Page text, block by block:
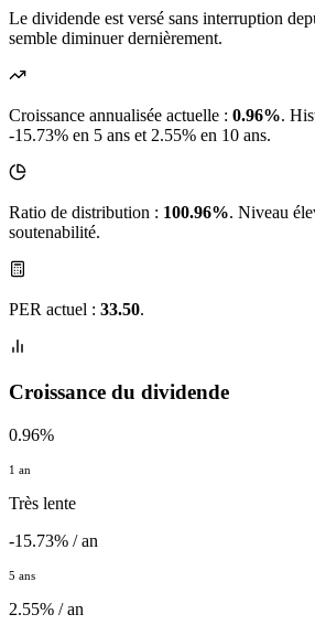
Le dividende est versé sans interruption
semble diminuer dernièrement.
Croissance annualisée actuelle : 0.96%.
-15.73% en 5 ans et 2.55% en 10 ans.
Ratio de distribution : 100.96%. Niveau
soutenabilité.
PER actuel : 33.50.
Croissance du dividende
0.96%
1 an
Très lente
-15.73% / an
5 ans
2.55% / an